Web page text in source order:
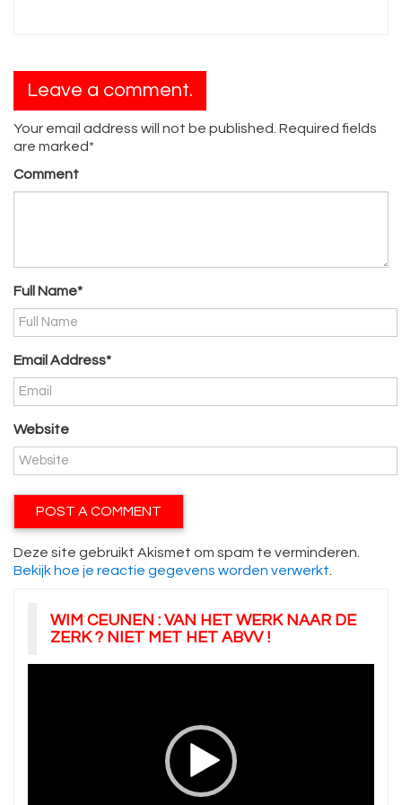
Leave a comment.
Your email address will not be published. Required fields
are marked*
Comment
Full Name*
Email Address*
Website
Deze site gebruikt Akismet om spam te verminderen.
Bekijk hoe je reactie gegevens worden verwerkt
WIM CEUNEN : VAN HET WERK NAAR DE
ZERK ? NIET MET HET ABVV !